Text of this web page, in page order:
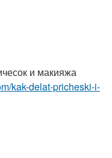
и макияжа
kak-delat-pricheski-i-